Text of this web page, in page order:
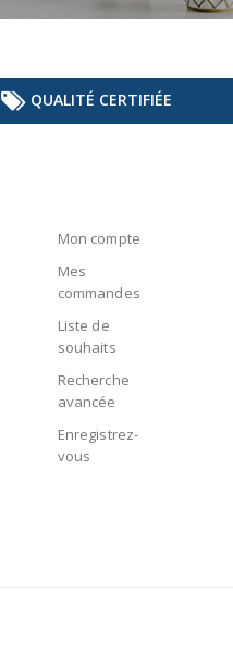
QUALITÉ CERTIFIÉE
Mon compte
Mes
commandes
Liste de
souhaits
Recherche
avancée
Enregistrez-
vous